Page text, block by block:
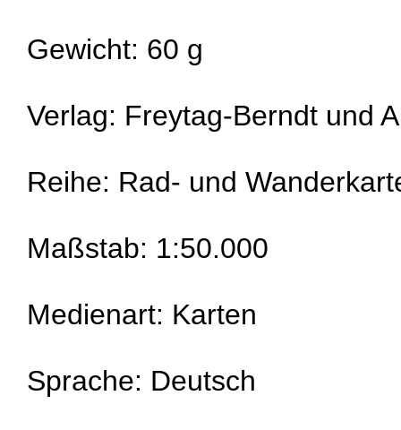
Gewicht: 60 g
Verlag: Freytag-Berndt und
Reihe: Rad- und
Maßstab: 1:50.000
Medienart: Karten
Sprache: Deutsch